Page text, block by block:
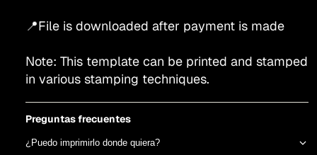
📍File is downloaded after payment is made
Note: This template can be printed and stamped
in various stamping techniques.
Preguntas frecuentes
¿Puedo imprimirlo donde quiera?